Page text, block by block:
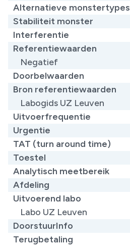
Alternatieve monstertypes
Stabiliteit monster
Interferentie
Referentiewaarden
​Negatief
Doorbelwaarden
Bron referentiewaarden
​Labogids UZ Leuven
Uitvoerfrequentie
Urgentie
TAT (turn around time)
Toestel
Analytisch meetbereik
Afdeling
Uitvoerend labo
Labo UZ Leuven
DoorstuurInfo
Terugbetaling